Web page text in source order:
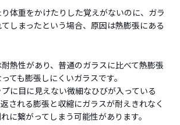
体重をかけたりした覚えがないのに、ガラ
しまったという場合、原因は熱膨張にある
熱性があり、普通のガラスに比べて熱膨張
ても膨張しにくいガラスです。
に目に見えない微細なひびが入っている
される膨張と収縮にガラスが耐えきれなく
に繋がってしまう可能性があります。